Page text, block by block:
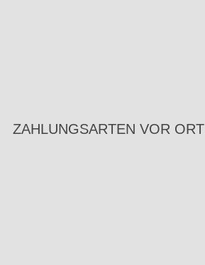
ZAHLUNGSARTEN VOR ORT